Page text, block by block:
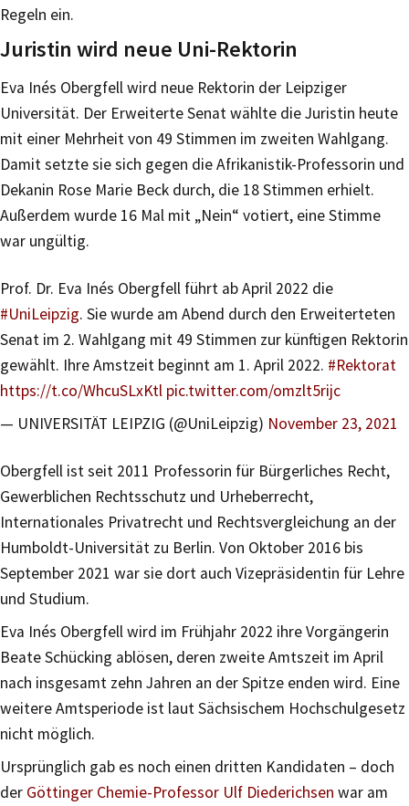
Regeln ein.
Juristin wird neue Uni-Rektorin
Eva Inés Obergfell wird neue Rektorin der Leipziger
Universität. Der Erweiterte Senat wählte die Juristin heute
mit einer Mehrheit von 49 Stimmen im zweiten Wahlgang.
Damit setzte sie sich gegen die Afrikanistik-Professorin und
Dekanin Rose Marie Beck durch, die 18 Stimmen erhielt.
Außerdem wurde 16 Mal mit „Nein“ votiert, eine Stimme
war ungültig.
Prof. Dr. Eva Inés Obergfell führt ab April 2022 die
#UniLeipzig. Sie wurde am Abend durch den Erweiterteten
Senat im 2. Wahlgang mit 49 Stimmen zur künftigen Rektorin
gewählt. Ihre Amstzeit beginnt am 1. April 2022. #Rektorat
https://t.co/WhcuSLxKtl pic.twitter.com/omzlt5rijc
— UNIVERSITÄT LEIPZIG (@UniLeipzig) November 23, 2021
Obergfell ist seit 2011 Professorin für Bürgerliches Recht,
Gewerblichen Rechtsschutz und Urheberrecht,
Internationales Privatrecht und Rechtsvergleichung an der
Humboldt-Universität zu Berlin. Von Oktober 2016 bis
September 2021 war sie dort auch Vizepräsidentin für Lehre
und Studium.
Eva Inés Obergfell wird im Frühjahr 2022 ihre Vorgängerin
Beate Schücking ablösen, deren zweite Amtszeit im April
nach insgesamt zehn Jahren an der Spitze enden wird. Eine
weitere Amtsperiode ist laut Sächsischem Hochschulgesetz
nicht möglich.
Ursprünglich gab es noch einen dritten Kandidaten – doch
der Göttinger Chemie-Professor Ulf Diederichsen war am